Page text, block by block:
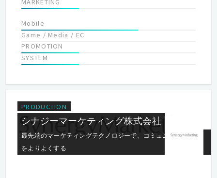
MARKETING
Mobile
Game / Media / EC
PROMOTION
SYSTEM
PRODUCTION
シナジーマーケティング株式会社
最先端のマーケティングテクノロジーで、コミュニケーション
をよりよくする